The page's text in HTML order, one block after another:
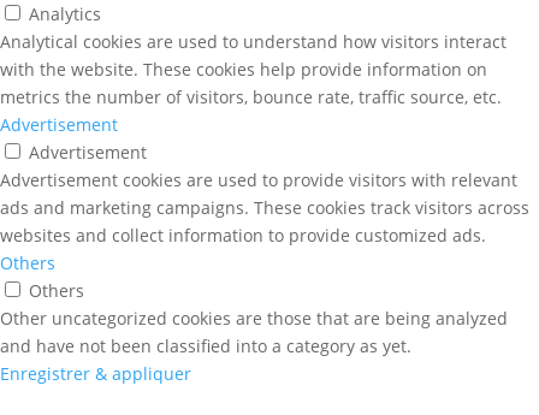
Analytics
Analytical cookies are used to understand how visitors interact
with the website. These cookies help provide information on
metrics the number of visitors, bounce rate, traffic source, etc.
Advertisement
Advertisement
Advertisement cookies are used to provide visitors with relevant
ads and marketing campaigns. These cookies track visitors across
websites and collect information to provide customized ads.
Others
Others
Other uncategorized cookies are those that are being analyzed
and have not been classified into a category as yet.
Enregistrer & appliquer